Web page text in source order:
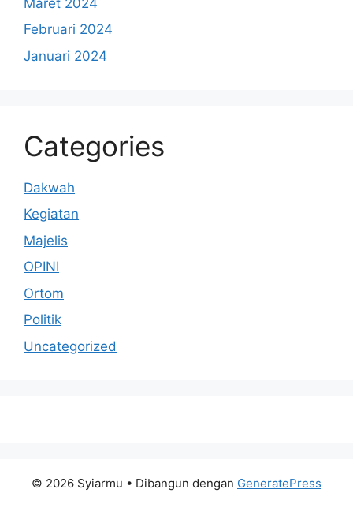
Februari 2024
Januari 2024
Categories
Dakwah
Kegiatan
Majelis
OPINI
Ortom
Politik
Uncategorized
© 2026 Syiarmu • Dibangun dengan GeneratePress